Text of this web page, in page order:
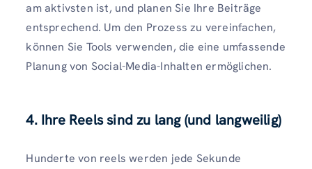
am aktivsten ist, und planen Sie Ihre Beiträge
entsprechend. Um den Prozess zu vereinfachen,
können Sie Tools verwenden, die eine umfassende
Planung von Social-Media-Inhalten ermöglichen.
4. Ihre Reels sind zu lang (und langweilig)
Hunderte von reels werden jede Sekunde